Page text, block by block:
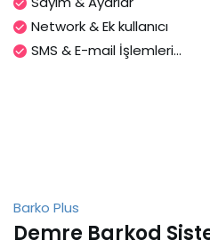
Network & Ek kullanıcı
SMS & E-mail İşlemleri...
Barko Plus
Demre Barkod